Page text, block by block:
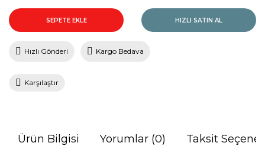
SEPETE EKLE HIZLI SATIN AL
Hızlı Gönderi Kargo Bedava
Karşılaştır
Ürün Bilgisi Yorumlar (0) Taksit